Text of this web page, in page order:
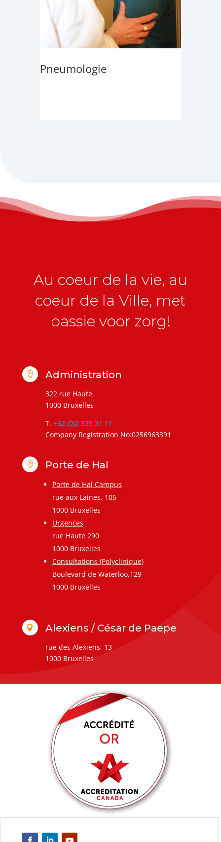
Pneumologie
Au coeur de la vie, au
coeur de la Ville, met
passie voor zorg!
 Administration
322 rue Haute
1000 Bruxelles
T. +32 (0)2 535 31 11
Company Registration No:0256963391
 Porte de Hal
Porte de Hal Campus
rue aux Laines, 105
1000 Bruxelles
Urgences
rue Haute 290
1000 Bruxelles
Consultations (Polyclinique)
Boulevard de Waterloo,129
1000 Bruxelles
 Alexiens / César de Paepe
rue des Alexiens, 13
1000 Bruxelles